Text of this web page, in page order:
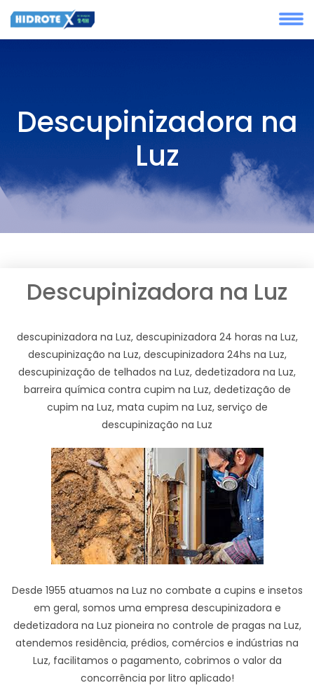
Descupinizadora na
Luz
Descupinizadora na Luz
descupinizadora na Luz, descupinizadora 24 horas na Luz,
descupinização na Luz, descupinizadora 24hs na Luz,
descupinização de telhados na Luz, dedetizadora na Luz,
barreira química contra cupim na Luz, dedetização de
cupim na Luz, mata cupim na Luz, serviço de
descupinização na Luz
Desde 1955 atuamos na Luz no combate a cupins e insetos
em geral, somos uma empresa descupinizadora e
dedetizadora na Luz pioneira no controle de pragas na Luz,
atendemos residência, prédios, comércios e indústrias na
Luz, facilitamos o pagamento, cobrimos o valor da
concorrência por litro aplicado!